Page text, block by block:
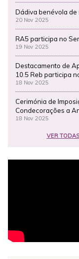
Dádiva benévola de
20 Nov 2025
RA5 participa no
19 Nov 2025
Destacamento de
10.5 Reb participa
18 Nov 2025
Cerimónia de
Condecorações a
18 Nov 2025
VER